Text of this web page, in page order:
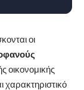
οι
οικονομικής
χαρακτηριστικό